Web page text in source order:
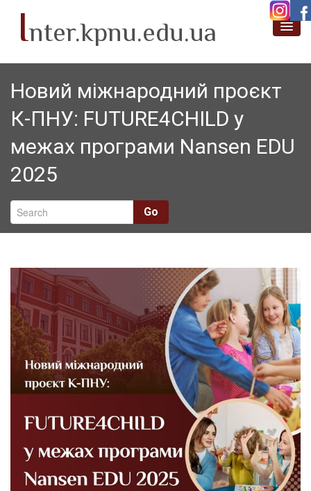
Inter.kpnu.edu.ua
Про нас
Новини
Академічна мобільність
Проєктна діяльність
Міжнародні партнери
SafeLearn
Новий міжнародний проєкт
К-ПНУ: FUTURE4CHILD у
межах програми Nansen EDU
2025
Go